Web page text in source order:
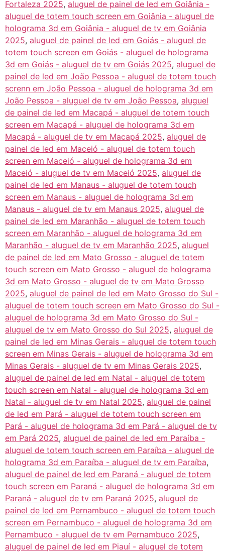
Fortaleza 2025, aluguel de painel de led em Goiânia -
aluguel de totem touch screen em Goiânia - aluguel de
holograma 3d em Goiânia - aluguel de tv em Goiânia
2025, aluguel de painel de led em Goiás - aluguel de
totem touch screen em Goiás - aluguel de holograma
3d em Goiás - aluguel de tv em Goiás 2025, aluguel de
painel de led em João Pessoa - aluguel de totem touch
screnn em João Pessoa - aluguel de holograma 3d em
João Pessoa - aluguel de tv em João Pessoa, aluguel
de painel de led em Macapá - aluguel de totem touch
screen em Macapá - aluguel de holograma 3d em
Macapá - aluguel de tv em Macapá 2025, aluguel de
painel de led em Maceió - aluguel de totem touch
screen em Maceió - aluguel de holograma 3d em
Maceió - aluguel de tv em Maceió 2025, aluguel de
painel de led em Manaus - aluguel de totem touch
screen em Manaus - aluguel de holograma 3d em
Manaus - aluguel de tv em Manaus 2025, aluguel de
painel de led em Maranhão - aluguel de totem touch
screen em Maranhão - aluguel de holograma 3d em
Maranhão - aluguel de tv em Maranhão 2025, aluguel
de painel de led em Mato Grosso - aluguel de totem
touch screen em Mato Grosso - aluguel de holograma
3d em Mato Grosso - aluguel de tv em Mato Grosso
2025, aluguel de painel de led em Mato Grosso do Sul -
aluguel de totem touch screen em Mato Grosso do Sul -
aluguel de holograma 3d em Mato Grosso do Sul -
aluguel de tv em Mato Grosso do Sul 2025, aluguel de
painel de led em Minas Gerais - aluguel de totem touch
screen em Minas Gerais - aluguel de holograma 3d em
Minas Gerais - aluguel de tv em Minas Gerais 2025,
aluguel de painel de led em Natal - aluguel de totem
touch screen em Natal - aluguel de holograma 3d em
Natal - aluguel de tv em Natal 2025, aluguel de painel
de led em Pará - aluguel de totem touch screen em
Pará - aluguel de holograma 3d em Pará - aluguel de tv
em Pará 2025, aluguel de painel de led em Paraíba -
aluguel de totem touch screen em Paraíba - aluguel de
holograma 3d em Paraíba - aluguel de tv em Paraíba,
aluguel de painel de led em Paraná - aluguel de totem
touch screen em Paraná - aluguel de holograma 3d em
Paraná - aluguel de tv em Paraná 2025, aluguel de
painel de led em Pernambuco - aluguel de totem touch
screen em Pernambuco - aluguel de holograma 3d em
Pernambuco - aluguel de tv em Pernambuco 2025,
aluguel de painel de led em Piauí - aluguel de totem